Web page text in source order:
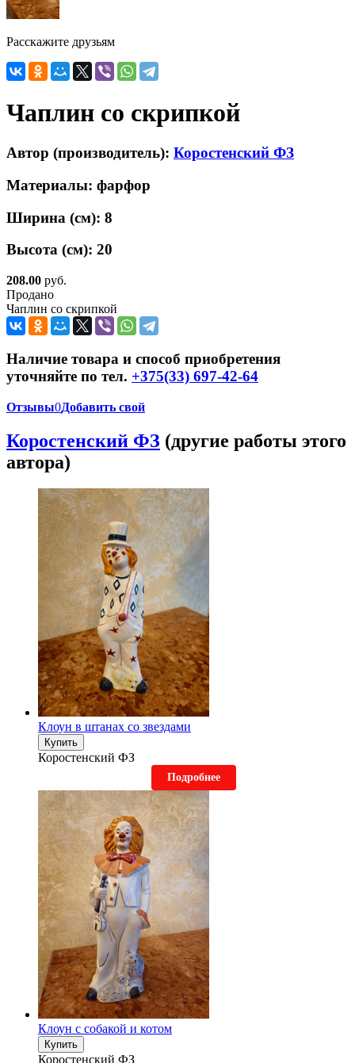
Расскажите друзьям
Чаплин со скрипкой
Автор (производитель): Коростенский ФЗ
Материалы: фарфор
Ширина (см): 8
Высота (см): 20
208.00 руб.
Продано
Чаплин со скрипкой
Наличие товара и способ приобретения
уточняйте по тел. +375(33) 697-42-64
Отзывы0Добавить свой
Коростенский ФЗ (другие работы этого
автора)
Клоун в штанах со звездами
Купить
Коростенский ФЗ
Подробнее
Клоун с собакой и котом
Купить
Коростенский ФЗ